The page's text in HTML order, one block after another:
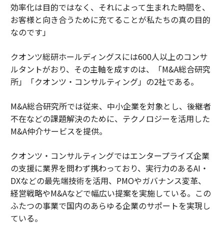
効率化は目的ではなく、それによって生まれた時間を、
お客様と向き合うために充てることが私たちの真の目的
なのです」
クオンツ総研ホールディングスには600人以上のコンサ
ルタントがおり、その主軸を成すのは、「M&A総合研究
所」「クオンツ・コンサルティング」の2社である。
M&A総合研究所では従来、中小企業を対象とし、後継者
不在などの課題解決のために、テクノロジーを活用した
M&A仲介サービスを提供。
クオンツ・コンサルティングではエンタープライズ企業
の支援に業界を問わず携わっており、実行力のあるAI・
DXなどの最先端技術を活用、PMOやガバナンス変革、
経営戦略やM&Aなどで幅広い提案を実施している。この
ふたつの事業で国内のあらゆる企業のサポートを実現し
ている。